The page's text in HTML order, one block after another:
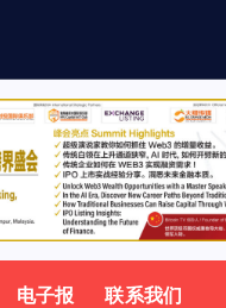
电子报 联系我们